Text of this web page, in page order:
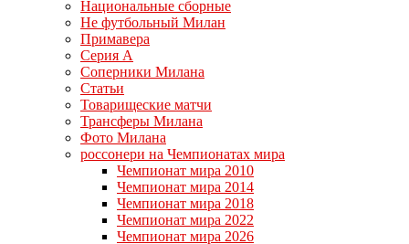
Национальные сборные
Не футбольный Милан
Примавера
Серия А
Соперники Милана
Статьи
Товарищеские матчи
Трансферы Милана
Фото Милана
россонери на Чемпионатах мира
Чемпионат мира 2010
Чемпионат мира 2014
Чемпионат мира 2018
Чемпионат мира 2022
Чемпионат мира 2026